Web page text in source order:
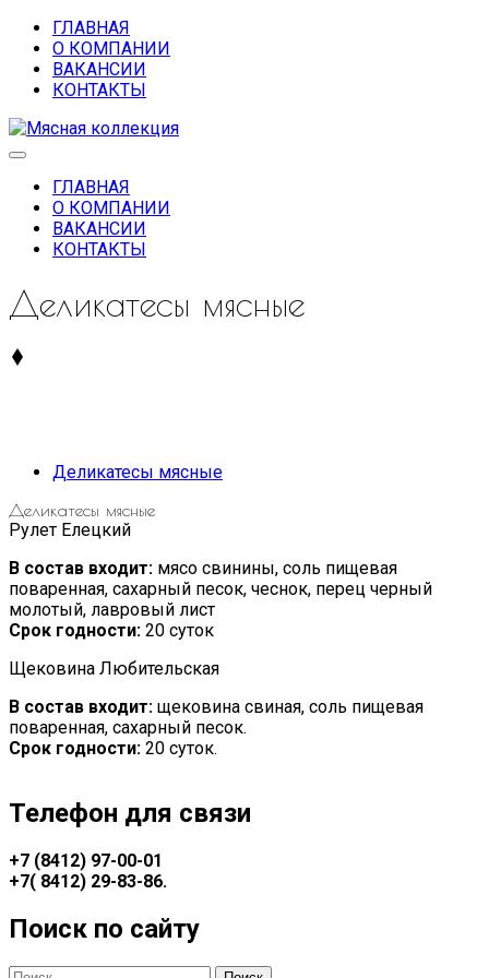
ГЛАВНАЯ
О КОМПАНИИ
ВАКАНСИИ
КОНТАКТЫ
ГЛАВНАЯ
О КОМПАНИИ
ВАКАНСИИ
КОНТАКТЫ
Деликатесы мясные
Деликатесы мясные
Деликатесы мясные
Рулет Елецкий
В состав входит: мясо свинины, соль пищевая
поваренная, сахарный песок, чеснок, перец черный
молотый, лавровый лист
Срок годности: 20 суток
Щековина Любительская
В состав входит: щековина свиная, соль пищевая
поваренная, сахарный песок.
Срок годности: 20 суток.
Телефон для связи
+7 (8412) 97-00-01
+7( 8412) 29-83-86.
Поиск по сайту